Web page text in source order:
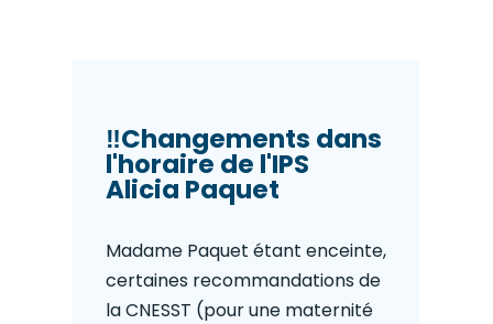
‼️Changements dans
l'horaire de l'IPS
Alicia Paquet
Madame Paquet étant enceinte,
certaines recommandations de
la CNESST (pour une maternité